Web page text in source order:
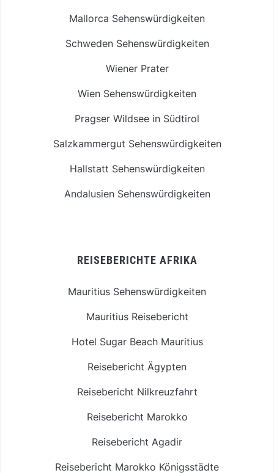
Mallorca Sehenswürdigkeiten
Schweden Sehenswürdigkeiten
Wiener Prater
Wien Sehenswürdigkeiten
Pragser Wildsee in Südtirol
Salzkammergut Sehenswürdigkeiten
Hallstatt Sehenswürdigkeiten
Andalusien Sehenswürdigkeiten
REISEBERICHTE AFRIKA
Mauritius Sehenswürdigkeiten
Mauritius Reisebericht
Hotel Sugar Beach Mauritius
Reisebericht Ägypten
Reisebericht Nilkreuzfahrt
Reisebericht Marokko
Reisebericht Agadir
Reisebericht Marokko Königsstädte